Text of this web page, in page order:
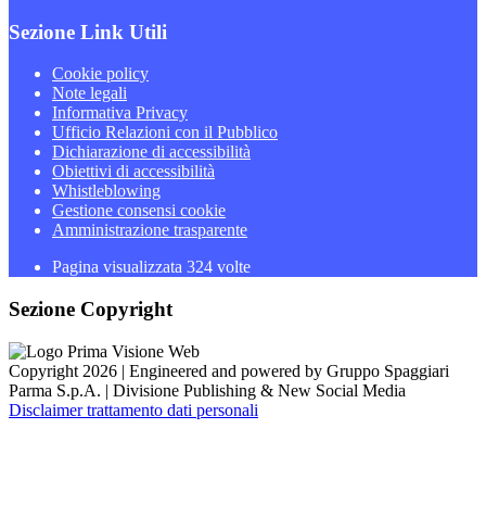
Sezione Link Utili
Cookie policy
Note legali
Informativa Privacy
Ufficio Relazioni con il Pubblico
Dichiarazione di accessibilità
Obiettivi di accessibilità
Whistleblowing
Gestione consensi cookie
Amministrazione trasparente
Pagina visualizzata 324 volte
Sezione Copyright
Copyright 2026 | Engineered and powered by Gruppo Spaggiari
Parma S.p.A. | Divisione Publishing & New Social Media
Disclaimer trattamento dati personali